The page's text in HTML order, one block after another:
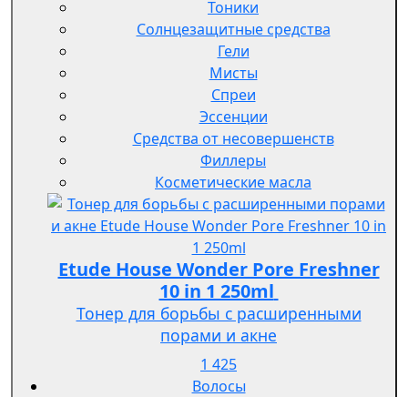
Тоники
Солнцезащитные средства
Гели
Мисты
Спреи
Эссенции
Средства от несовершенств
Филлеры
Косметические масла
Etude House Wonder Pore Freshner
10 in 1 250ml
Тонер для борьбы с расширенными
порами и акне
1 425
Волосы